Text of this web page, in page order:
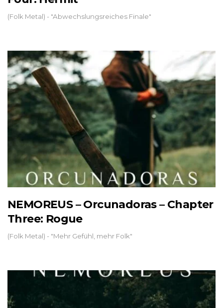
(Folk Metal) - "Abwechslungsreiches Finale"
NEMOREUS – Orcunadoras – Chapter
Three: Rogue
(Folk Metal) - "Mehr Gefühl, mehr Folk"